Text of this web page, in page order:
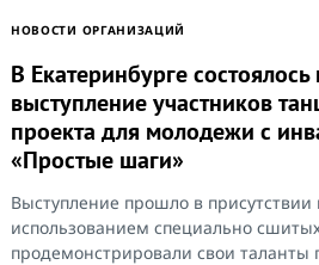
НОВОСТИ ОРГАНИЗАЦИЙ
В Екатеринбурге
выступление участников
проекта для молодежи с
«Простые шаги»
Выступление прошло в присутствии
использованием специально
продемонстрировали свои таланты